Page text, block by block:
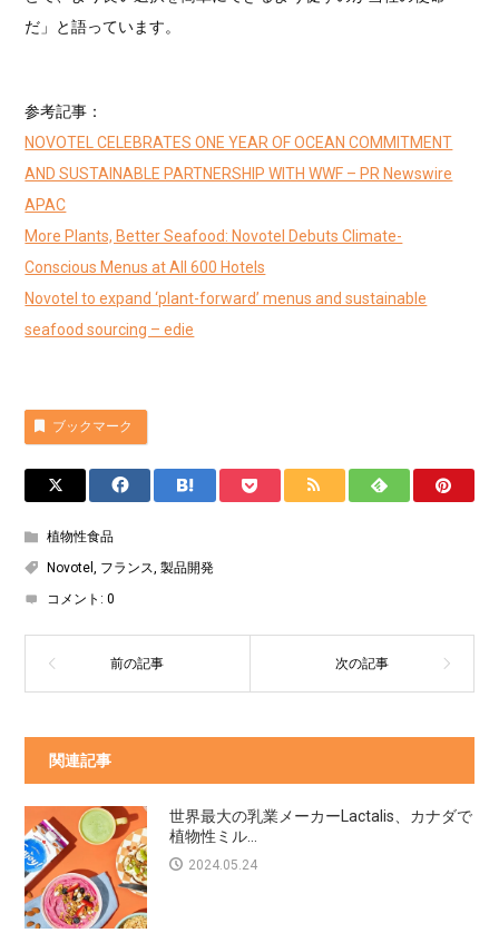
だ」と語っています。
参考記事：
NOVOTEL CELEBRATES ONE YEAR OF OCEAN COMMITMENT
AND SUSTAINABLE PARTNERSHIP WITH WWF – PR Newswire
APAC
More Plants, Better Seafood: Novotel Debuts Climate-
Conscious Menus at All 600 Hotels
Novotel to expand ‘plant-forward’ menus and sustainable
seafood sourcing – edie
ブックマーク
植物性食品
Novotel, フランス,製品開発
コメント:0
関連記事
世界最大の乳業メーカーLactalis、カナダで
植物性ミル...
2024.05.24